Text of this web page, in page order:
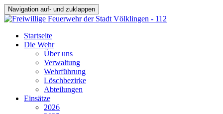
Navigation auf- und zuklappen
Startseite
Die Wehr
Über uns
Verwaltung
Wehrführung
Löschbezirke
Abteilungen
Einsätze
2026